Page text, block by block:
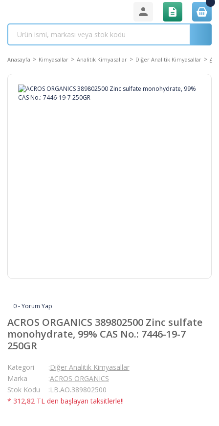
Anasayfa Kimyasallar Analitik Kimyasallar Diğer Analitik Kimyasallar
0 - Yorum Yap
ACROS ORGANICS 389802500 Zinc sulfate
monohydrate, 99% CAS No.: 7446-19-7
250GR
Kategori
Diğer Analitik Kimyasallar
Marka
ACROS ORGANICS
Stok Kodu
LB.AO.389802500
* 312,82 TL den başlayan taksitlerle!!